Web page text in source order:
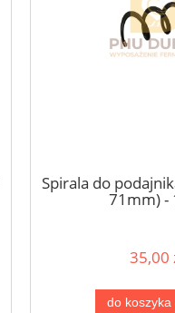
Spirala do
71mm) -
35,00
do koszyka